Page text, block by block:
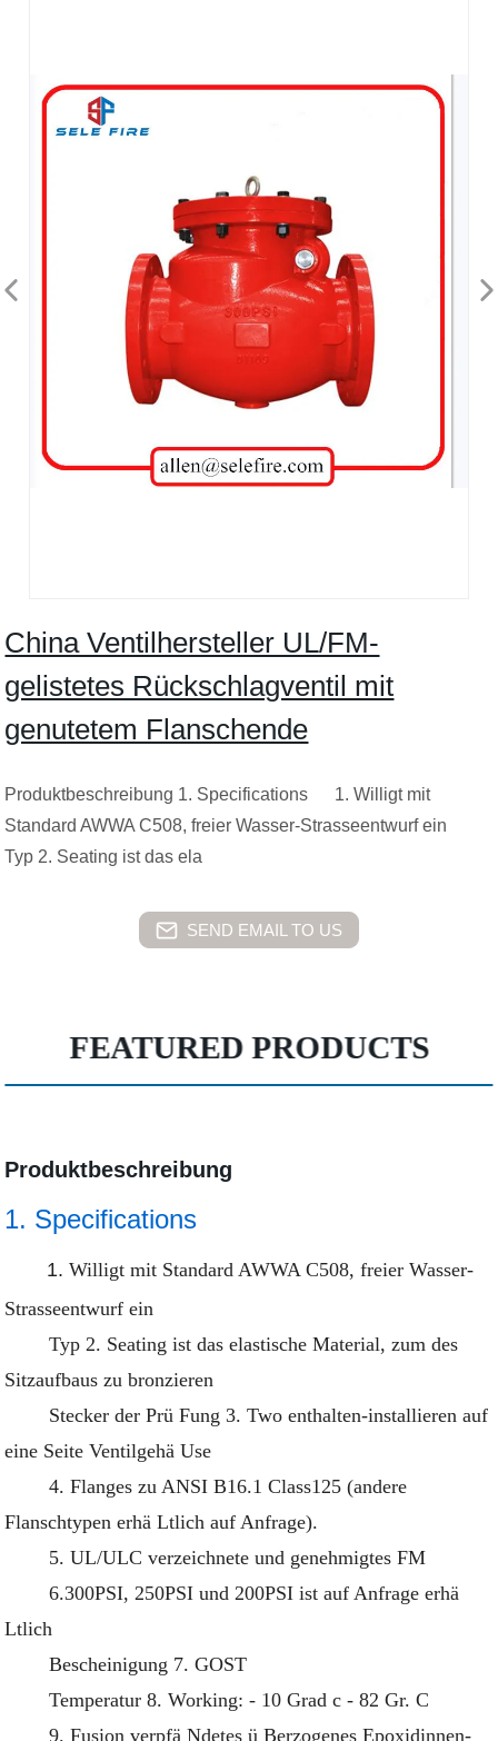
China Ventilhersteller UL/FM-
gelistetes Rückschlagventil mit
genutetem Flanschende
Produktbeschreibung 1. Specifications 1. Willigt mit
Standard AWWA C508, freier Wasser-Strasseentwurf ein
Typ 2. Seating ist das ela
SEND EMAIL TO US
FEATURED PRODUCTS
Produktbeschreibung
1. Specifications
1.Willigt mit Standard AWWA C508, freier Wasser-
Strasseentwurf ein
Typ 2. Seating ist das elastische Material, zum des
Sitzaufbaus zu bronzieren
Stecker der Prü Fung 3. Two enthalten-installieren auf
eine Seite Ventilgehä Use
4. Flanges zu ANSI B16.1 Class125 (andere
Flanschtypen erhä Ltlich auf Anfrage).
5. UL/ULC verzeichnete und genehmigtes FM
6.300PSI, 250PSI und 200PSI ist auf Anfrage erhä
Ltlich
Bescheinigung 7. GOST
Temperatur 8. Working: - 10 Grad c - 82 Gr. C
9. Fusion verpfä Ndetes ü Berzogenes Epoxidinnen-